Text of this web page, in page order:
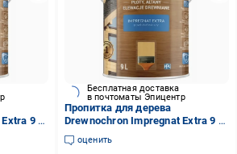
9 л
Бесплатная доставка
в почтоматы Эпицентр
Пропитка для дерева
Drewnochron Impregnat Extra 9 л
Дуб темный (2790707121)
оценить